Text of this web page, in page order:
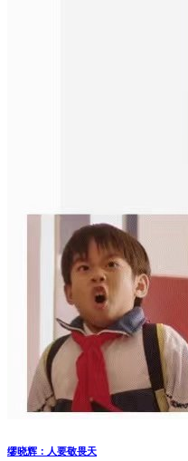
缪晓辉：人要敬畏天